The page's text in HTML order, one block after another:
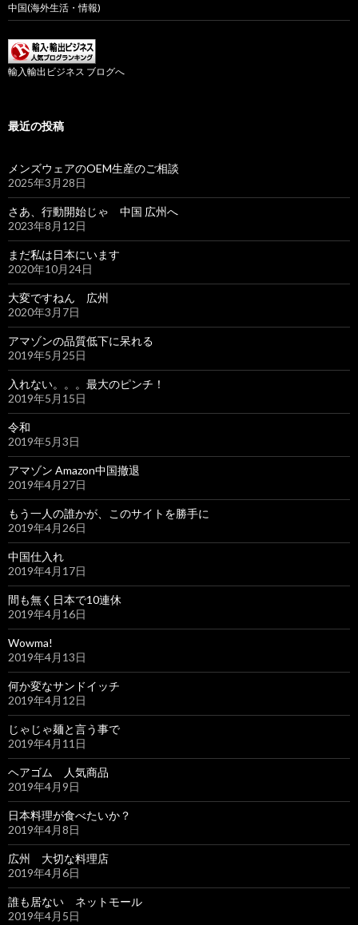
中国(海外生活・情報)
輸入輸出ビジネス ブログへ
最近の投稿
メンズウェアのOEM生産のご相談
2025年3月28日
さあ、行動開始じゃ 中国 広州へ
2023年8月12日
まだ私は日本にいます
2020年10月24日
大変ですねん 広州
2020年3月7日
アマゾンの品質低下に呆れる
2019年5月25日
入れない。。。最大のピンチ！
2019年5月15日
令和
2019年5月3日
アマゾン Amazon中国撤退
2019年4月27日
もう一人の誰かが、このサイトを勝手に
2019年4月26日
中国仕入れ
2019年4月17日
間も無く日本で10連休
2019年4月16日
Wowma!
2019年4月13日
何か変なサンドイッチ
2019年4月12日
じゃじゃ麺と言う事で
2019年4月11日
ヘアゴム 人気商品
2019年4月9日
日本料理が食べたいか？
2019年4月8日
広州 大切な料理店
2019年4月6日
誰も居ない ネットモール
2019年4月5日